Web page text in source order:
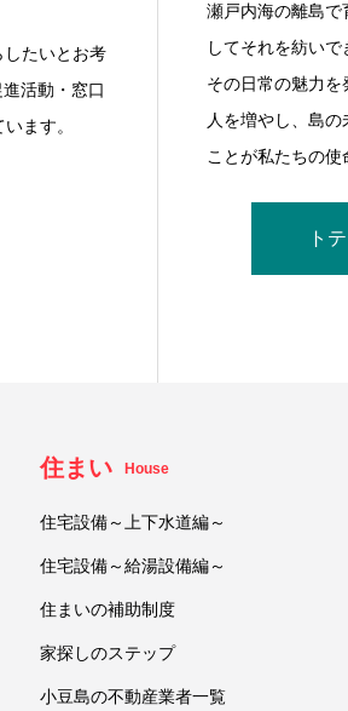
たいとお考
活動・窓口
ます。
瀬戸内海の離島で
してそれを紡いで
その日常の魅力
人を増やし、島の
ことが私たちの使
ト
住まい House
住宅設備～上下水道編～
住宅設備～給湯設備編～
住まいの補助制度
家探しのステップ
小豆島の不動産業者一覧